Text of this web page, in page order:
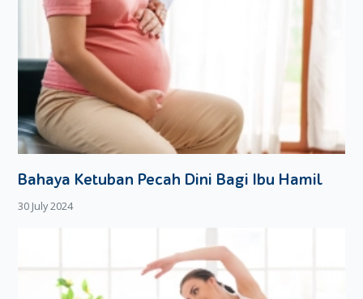
Bahaya Ketuban Pecah Dini Bagi Ibu Hamil
30 July 2024